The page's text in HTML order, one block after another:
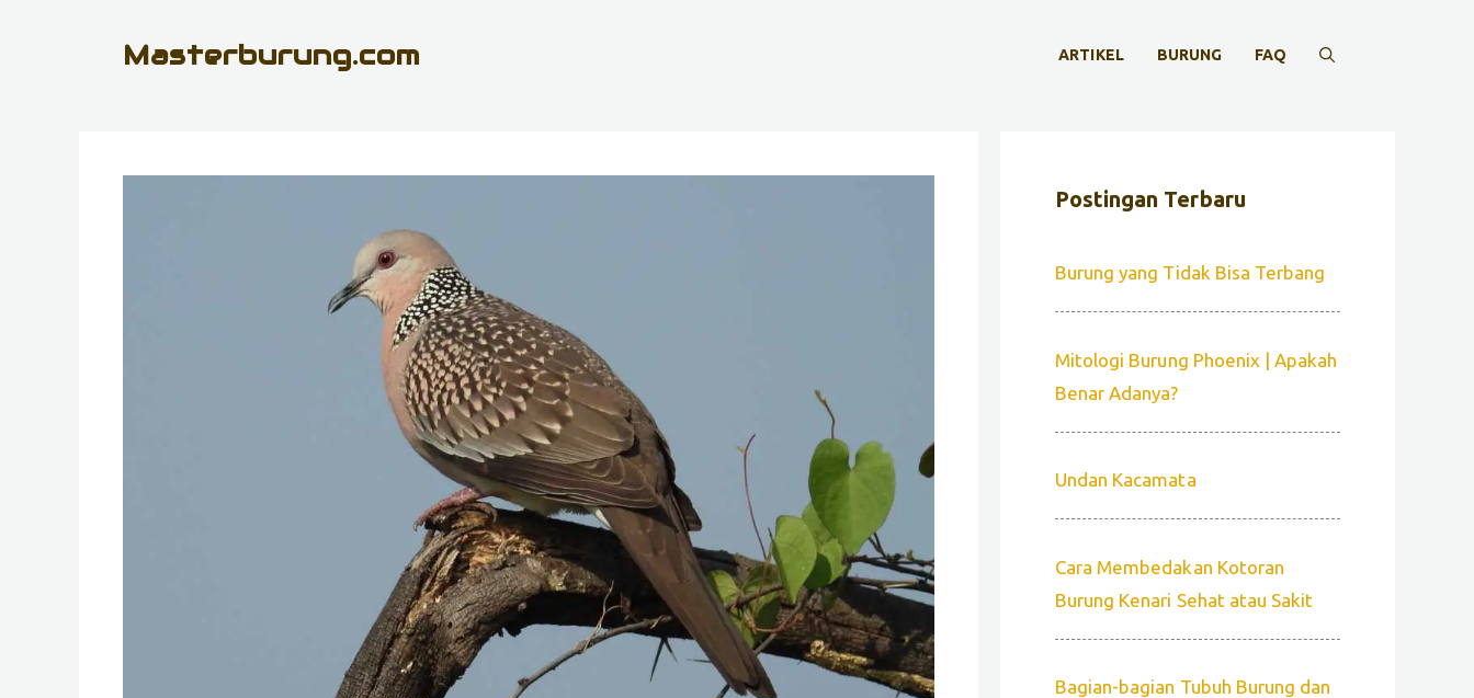
Masterburung.com ARTIKEL BURUNG FAQ
Postingan Terbaru
Burung yang Tidak Bisa Terbang
Mitologi Burung Phoenix | Apakah
Benar Adanya?
Undan Kacamata
Cara Membedakan Kotoran
Burung Kenari Sehat atau Sakit
Bagian-bagian Tubuh Burung dan